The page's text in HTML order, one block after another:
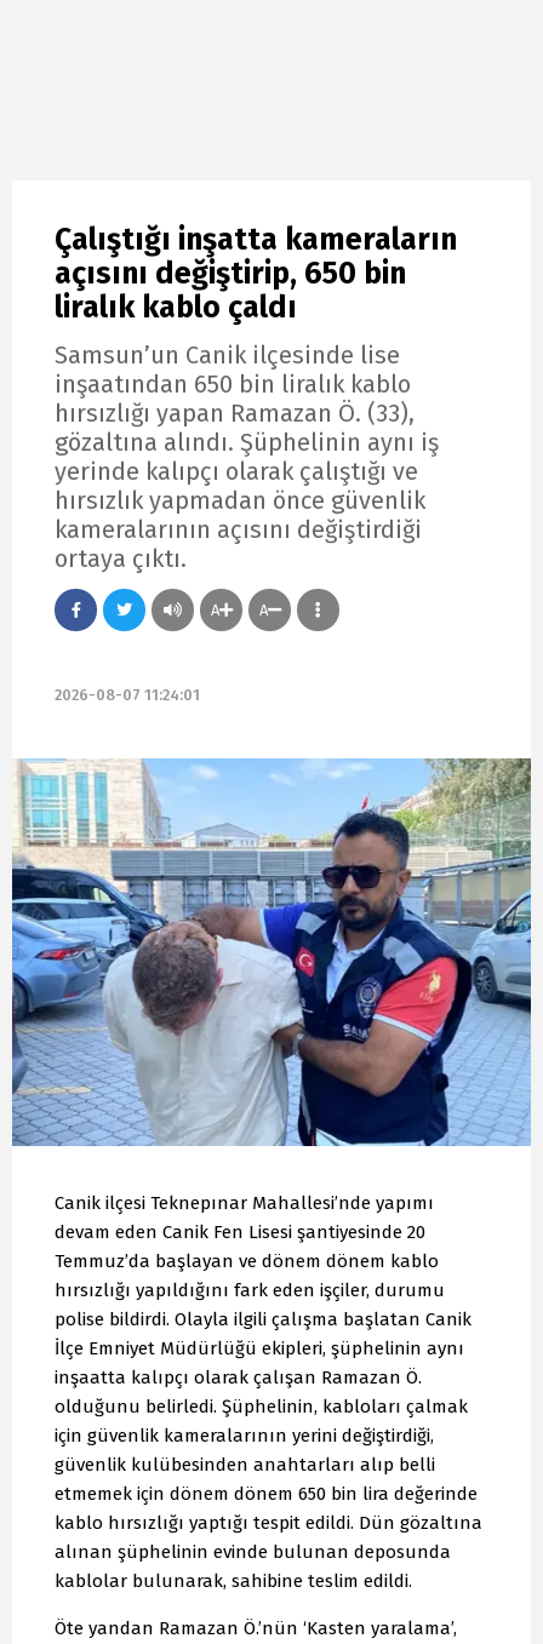
Çalıştığı inşatta kameraların
açısını değiştirip, 650 bin
liralık kablo çaldı
Samsun’un Canik ilçesinde lise
inşaatından 650 bin liralık kablo
hırsızlığı yapan Ramazan Ö. (33),
gözaltına alındı. Şüphelinin aynı iş
yerinde kalıpçı olarak çalıştığı ve
hırsızlık yapmadan önce güvenlik
kameralarının açısını değiştirdiği
ortaya çıktı.
A A
2026-08-07 11:24:01
Canik ilçesi Teknepınar Mahallesi’nde yapımı
devam eden Canik Fen Lisesi şantiyesinde 20
Temmuz’da başlayan ve dönem dönem kablo
hırsızlığı yapıldığını fark eden işçiler, durumu
polise bildirdi. Olayla ilgili çalışma başlatan Canik
İlçe Emniyet Müdürlüğü ekipleri, şüphelinin aynı
inşaatta kalıpçı olarak çalışan Ramazan Ö.
olduğunu belirledi. Şüphelinin, kabloları çalmak
için güvenlik kameralarının yerini değiştirdiği,
güvenlik kulübesinden anahtarları alıp belli
etmemek için dönem dönem 650 bin lira değerinde
kablo hırsızlığı yaptığı tespit edildi. Dün gözaltına
alınan şüphelinin evinde bulunan deposunda
kablolar bulunarak, sahibine teslim edildi.
Öte yandan Ramazan Ö.’nün ‘Kasten yaralama’,